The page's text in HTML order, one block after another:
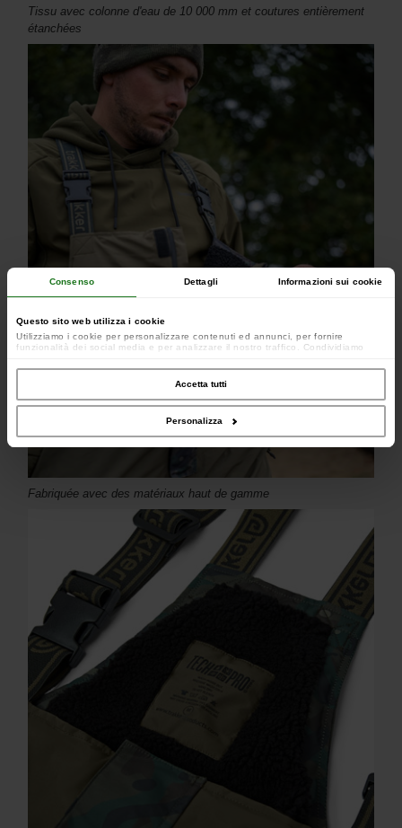
Consenso Dettagli Informazioni sui cookie
Questo sito web utilizza i cookie
Utilizziamo i cookie per personalizzare contenuti ed annunci, per fornire
funzionalità dei social media e per analizzare il nostro traffico. Condividiamo
occupano di analisi dei dati web, pubblicità e social media, i quali potrebbero
combinarle con altre informazioni che hai fornito loro o che hanno raccolto dal
Accetta tutti
Personalizza
Tissu avec colonne d'eau de 10 000 mm et coutures entièrement
étanchées
Fabriquée avec des matériaux haut de gamme